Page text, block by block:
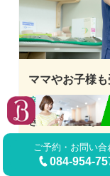
ご予約・お問い合
084-954-
ママやお子様
産後骨盤矯正 や、
き、ヒキツケなど
施しております